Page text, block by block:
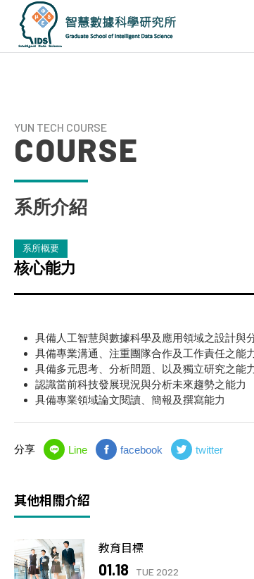
YUN TECH COURSE
COURSE
系所介紹
系所概要
核心能力
具備人工智慧與數據科學及應用領域之設計與
具備專業溝通、注重團隊合作及工作責任之能
具備多元思考、分析問題、以及獨立研究之能
認識當前科技發展現況與分析未來趨勢之能力
具備專業領域論文閱讀、簡報及撰寫能力
分享 Line facebook twitter
其他相關介紹
教育目標
01.18 TUE 2022